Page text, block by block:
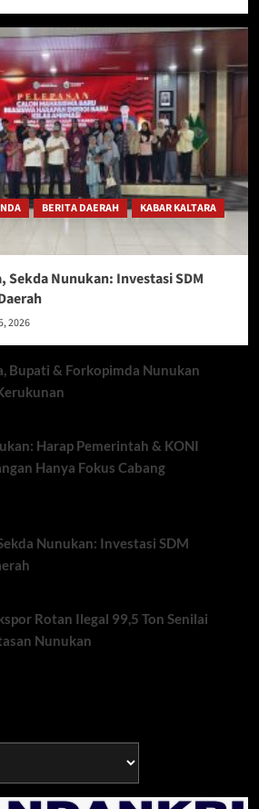
BERITA DAERAH
KABAR KALTARA
Sekda Nunukan: Investasi SDM
2026
Bupati & Forkopimda Nunukan
Harap Pemerintah & KONI
Hanya Fokus Cabang
Nunukan: Investasi SDM
Rotan Ilegal 99,5 Ton Senilai
Nunukan